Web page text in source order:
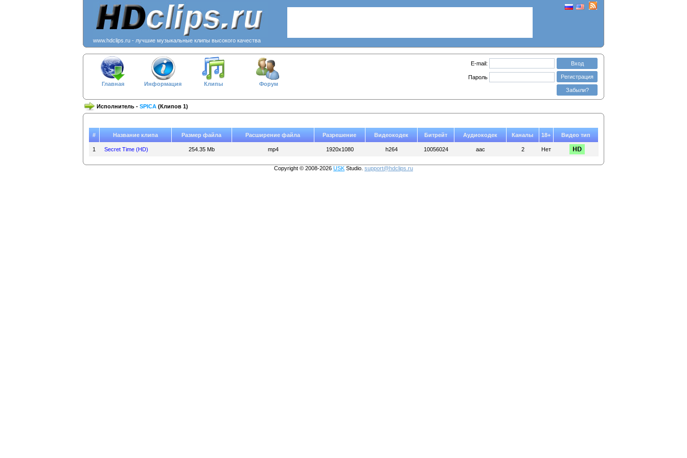
www.hdclips.ru - лучшие музыкальные клипы высокого качества
Главная Информация Клипы Форум
E-mail: Вход
Пароль Регистрация
Забыли?
Исполнитель - SPICA (Клипов 1)
# Название клипа Размер файла Расширение файла Разрешение Видеокодек Битрейт Аудиокодек Каналы 18+ Видео тип
1 Secret Time (HD) 254.35 Mb mp4 1920x1080 h264 10056024 aac 2 Нет
Copyright © 2008-2026 USK Studio. support@hdclips.ru